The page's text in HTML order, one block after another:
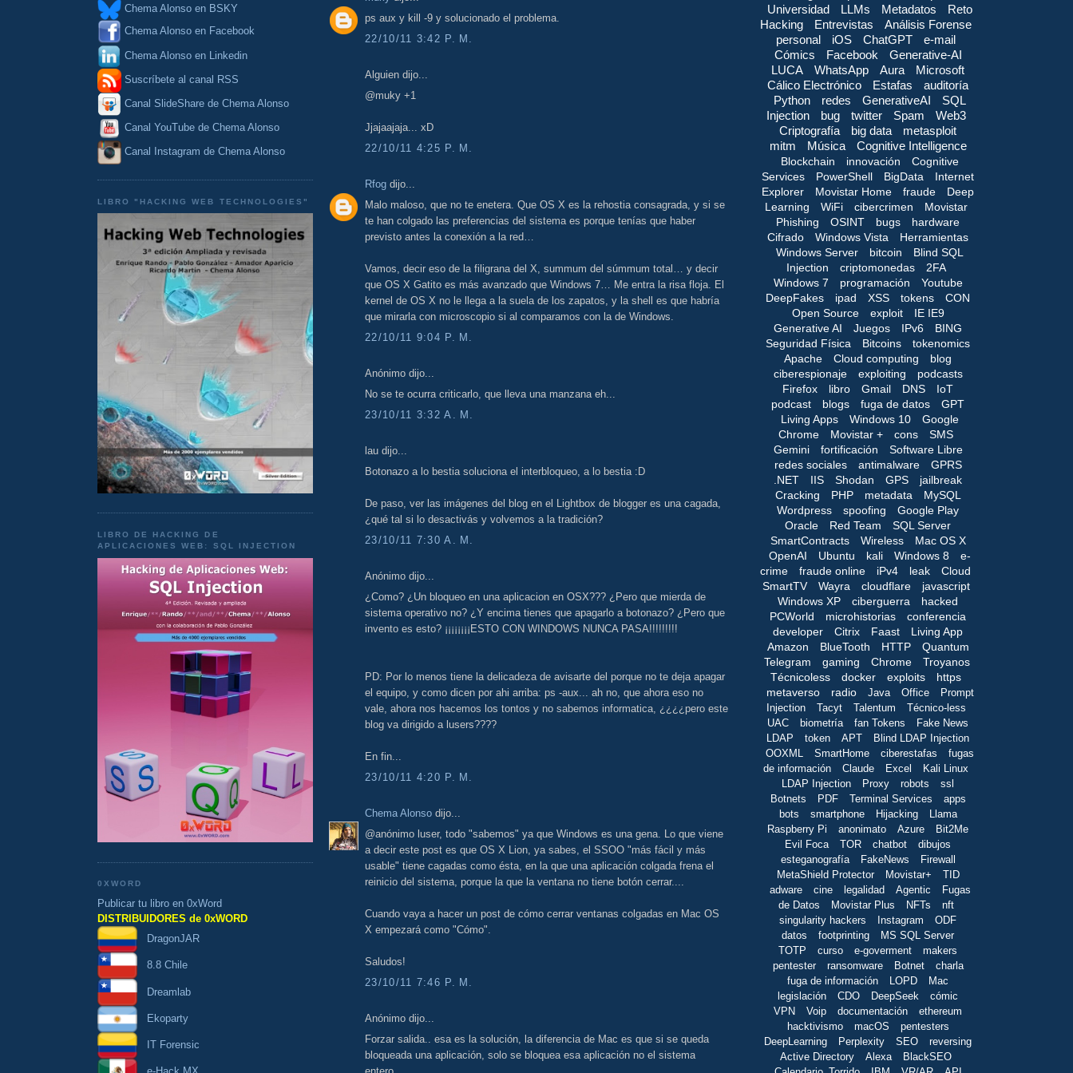
Chema Alonso en BSKY
Chema Alonso en Facebook
Chema Alonso en Linkedin
Suscríbete al canal RSS
Canal SlideShare de Chema Alonso
Canal YouTube de Chema Alonso
Canal Instagram de Chema Alonso
LIBRO "HACKING WEB TECHNOLOGIES"
LIBRO DE HACKING DE
APLICACIONES WEB: SQL INJECTION
0XWORD
Publicar tu libro en 0xWord
DISTRIBUIDORES de 0xWORD
DragonJAR
8.8 Chile
Dreamlab
Ekoparty
IT Forensic
ps aux y kill -9 y solucionado el problema.
22/10/11 3:42 P. M.
Alguien dijo...
@muky +1
Jjajaajaja... xD
22/10/11 4:25 P. M.
Rfog dijo...
Malo maloso, que no te enetera. Que OS X es la rehostia consagrada, y si se
te han colgado las preferencias del sistema es porque tenías que haber
previsto antes la conexión a la red…
Vamos, decir eso de la filigrana del X, summum del súmmum total… y decir
que OS X Gatito es más avanzado que Windows 7… Me entra la risa floja. El
kernel de OS X no le llega a la suela de los zapatos, y la shell es que habría
que mirarla con microscopio si al comparamos con la de Windows.
22/10/11 9:04 P. M.
Anónimo dijo...
No se te ocurra criticarlo, que lleva una manzana eh...
23/10/11 3:32 A. M.
lau dijo...
Botonazo a lo bestia soluciona el interbloqueo, a lo bestia :D
De paso, ver las imágenes del blog en el Lightbox de blogger es una cagada,
¿qué tal si lo desactivás y volvemos a la tradición?
23/10/11 7:30 A. M.
Anónimo dijo...
¿Como? ¿Un bloqueo en una aplicacion en OSX??? ¿Pero que mierda de
sistema operativo no? ¿Y encima tienes que apagarlo a botonazo? ¿Pero que
invento es esto? ¡¡¡¡¡¡¡¡ESTO CON WINDOWS NUNCA PASA!!!!!!!!!
PD: Por lo menos tiene la delicadeza de avisarte del porque no te deja apagar
el equipo, y como dicen por ahi arriba: ps -aux... ah no, que ahora eso no
vale, ahora nos hacemos los tontos y no sabemos informatica, ¿¿¿¿pero este
blog va dirigido a lusers????
En fin...
23/10/11 4:20 P. M.
Chema Alonso dijo...
@anónimo luser, todo "sabemos" ya que Windows es una gena. Lo que viene
a decir este post es que OS X Lion, ya sabes, el SSOO "más fácil y más
usable" tiene cagadas como ésta, en la que una aplicación colgada frena el
reinicio del sistema, porque la que la ventana no tiene botón cerrar....
Cuando vaya a hacer un post de cómo cerrar ventanas colgadas en Mac OS
X empezará como "Cómo".
Saludos!
23/10/11 7:46 P. M.
Anónimo dijo...
Forzar salida.. esa es la solución, la diferencia de Mac es que si se queda
bloqueada una aplicación, solo se bloquea esa aplicación no el sistema
Universidad
LLMs Metadatos
Reto
Hacking
Entrevistas
Análisis Forense
personal
iOS ChatGPT
e-mail
Cómics
Facebook
Generative-AI
LUCA
WhatsApp Aura
Microsoft
Cálico Electrónico
Estafas
auditoría
Python
redes GenerativeAI
SQL
Injection
bug twitter Spam
Web3
Criptografía
big data
metasploit
mitm
Música Cognitive Intelligence
Blockchain innovación
Cognitive
Services
PowerShell BigData
Internet
Explorer
Movistar Home fraude
Deep
Learning
WiFi cibercrimen
Movistar
Phishing
OSINT bugs
hardware
Cifrado
Windows Vista
Herramientas
Windows Server
bitcoin
Blind SQL
Injection
criptomonedas
2FA
Windows 7
programación
Youtube
DeepFakes
ipad XSS tokens
CON
Open Source
exploit
IE IE9
Generative AI
Juegos IPv6
BING
Seguridad Física
Bitcoins
tokenomics
Apache
Cloud computing
blog
ciberespionaje
exploiting
podcasts
Firefox
libro Gmail DNS
IoT
podcast
blogs fuga de datos
GPT
Living Apps
Windows 10
Google
Chrome
Movistar + cons
SMS
Gemini
fortificación
Software Libre
redes sociales
antimalware
GPRS
.NET
IIS Shodan GPS
jailbreak
Cracking
PHP metadata
MySQL
Wordpress
spoofing
Google Play
Oracle
Red Team
SQL Server
SmartContracts
Wireless
Mac OS X
OpenAI
Ubuntu kali Windows 8
e-
crime
fraude online iPv4 leak
Cloud
SmartTV
Wayra cloudflare
javascript
Windows XP
ciberguerra
hacked
PCWorld
microhistorias
conferencia
developer
Citrix Faast
Living App
Amazon
BlueTooth HTTP
Quantum
Telegram
gaming Chrome
Troyanos
Técnicoless
docker exploits
https
metaverso
radio Java Office
Prompt
Injection
Tacyt Talentum
Técnico-less
UAC
biometría fan Tokens
Fake News
LDAP
token APT
Blind LDAP Injection
OOXML
SmartHome ciberestafas
fugas
de información
Claude Excel
Kali Linux
LDAP Injection
Proxy robots
ssl
Botnets
PDF Terminal Services
apps
bots
smartphone Hijacking
Llama
Raspberry Pi
anonimato Azure
Bit2Me
Evil Foca
TOR chatbot
dibujos
esteganografía
FakeNews
Firewall
MetaShield Protector
Movistar+
TID
adware
cine legalidad Agentic
Fugas
de Datos
Movistar Plus NFTs
nft
singularity hackers
Instagram
ODF
datos
footprinting
MS SQL Server
TOTP
curso e-goverment
makers
pentester
ransomware Botnet
charla
fuga de información
LOPD
Mac
legislación
CDO DeepSeek
cómic
VPN
Voip documentación
ethereum
hacktivismo
macOS
pentesters
DeepLearning
Perplexity SEO
reversing
Active Directory
Alexa
BlackSEO